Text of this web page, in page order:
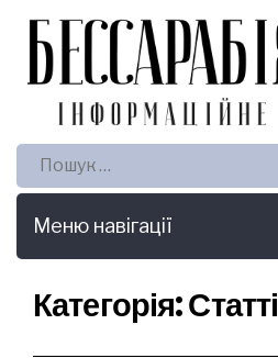
Пошук:
Меню навігації
Категорія:Статті